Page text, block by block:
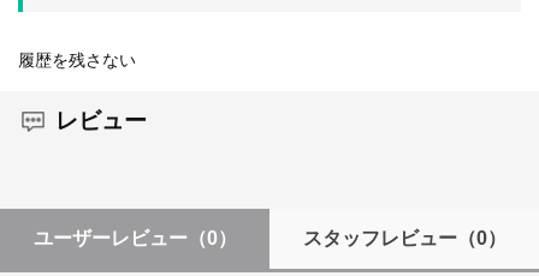
履歴を残さない
レビュー
ユーザーレビュー （0） スタッフレビュー（0）